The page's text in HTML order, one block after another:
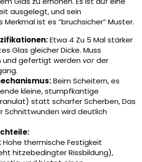
ausgelegt, und sein
ist es “bruchsicher” Muster.
Etwa 4 Zu 5 Mal stärker
Glas gleicher Dicke. Muss
und gefertigt werden vorder
Beim Scheitern, es
kleine, stumpfkantige
statt scharfer Scherben, Das
Schnittwunden wird deutlich
Hohe thermische Festigkeit
hitzebedingter Rissbildung),